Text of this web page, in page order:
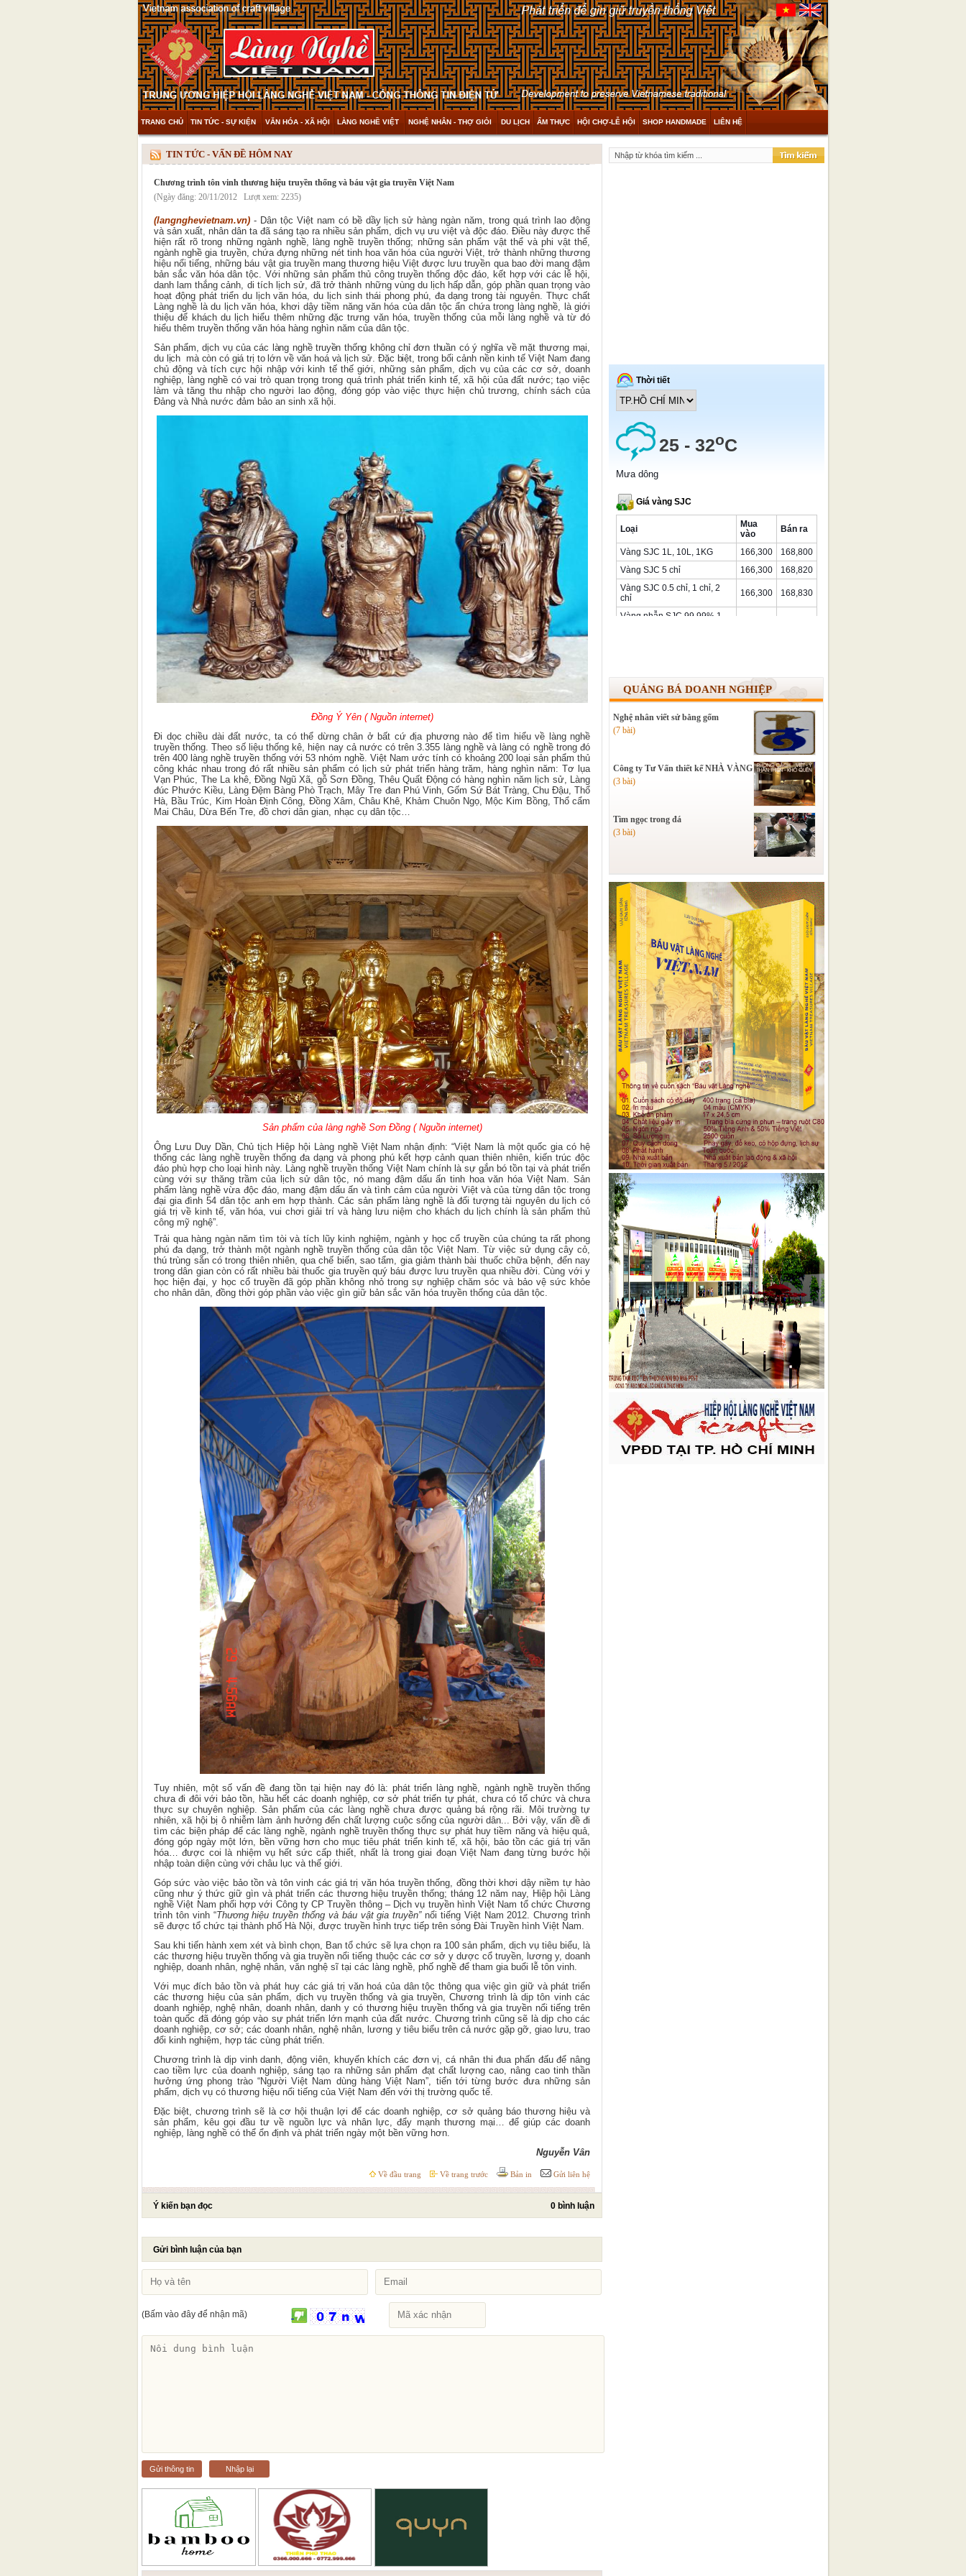
TRANG CHỦ TIN TỨC - SỰ KIỆN VĂN HÓA - XÃ HỘI LÀNG NGHỀ VIỆT NGHỆ NHÂN - THỢ GIỎI DU LỊCH ẨM THỰC HỘI CHỢ-LỄ HỘI SHOP HANDMADE LIÊN HỆ
THAM KHẢO & KHÁM PHÁ VIDEO
TIN TỨC - VẤN ĐỀ HÔM NAY
Chương trình tôn vinh thương hiệu truyền thống và báu vật gia truyền Việt Nam
(Ngày đăng: 20/11/2012 Lượt xem: 2235)
(langnghevietnam.vn) - Dân tộc Việt nam có bề dầy lịch sử hàng ngàn năm, trong quá trình lao động
và sản xuất, nhân dân ta đã sáng tạo ra nhiều sản phẩm, dịch vụ ưu việt và độc đáo. Điều này được thể
hiện rất rõ trong những ngành nghề, làng nghề truyền thống; những sản phẩm vật thể và phi vật thể,
ngành nghề gia truyền, chứa đựng những nét tinh hoa văn hóa của người Việt, trở thành những thương
hiệu nổi tiếng, những báu vật gia truyền mang thương hiệu Việt được lưu truyền qua bao đời mang đậm
bản sắc văn hóa dân tộc. Với những sản phẩm thủ công truyền thống độc đáo, kết hợp với các lễ hội,
danh lam thắng cảnh, di tích lịch sử, đã trở thành những vùng du lịch hấp dẫn, góp phần quan trọng vào
hoạt động phát triển du lịch văn hóa, du lịch sinh thái phong phú, đa dạng trong tài nguyên. Thực chất
Làng nghề là du lịch văn hóa, khơi dậy tiềm năng văn hóa của dân tộc ẩn chứa trong làng nghề, là giới
thiệu để khách du lịch hiểu thêm những đặc trưng văn hóa, truyền thống của mỗi làng nghề và từ đó
hiểu thêm truyền thống văn hóa hàng nghìn năm của dân tộc.
Sản phẩm, dịch vụ của các làng nghề truyền thống không chỉ đơn thuần có ý nghĩa về mặt thương mại,
du lịch mà còn có giá trị to lớn về văn hoá và lịch sử. Đặc biệt, trong bối cảnh nền kinh tế Việt Nam đang
chủ động và tích cực hội nhập với kinh tế thế giới, những sản phẩm, dịch vụ của các cơ sở, doanh
nghiệp, làng nghề có vai trò quan trọng trong quá trình phát triển kinh tế, xã hội của đất nước; tạo việc
làm và tăng thu nhập cho người lao động, đóng góp vào việc thực hiện chủ trương, chính sách của
Đảng và Nhà nước đảm bảo an sinh xã hội.
Đồng Ý Yên ( Nguồn internet)
Đi dọc chiều dài đất nước, ta có thể dừng chân ở bất cứ địa phương nào để tìm hiểu về làng nghề
truyền thống. Theo số liệu thống kê, hiện nay cả nước có trên 3.355 làng nghề và làng có nghề trong đó
trên 400 làng nghề truyền thống với 53 nhóm nghề. Việt Nam ước tính có khoảng 200 loại sản phẩm thủ
công khác nhau trong đó rất nhiều sản phẩm có lịch sử phát triển hàng trăm, hàng nghìn năm: Tơ lụa
Vạn Phúc, The La khê, Đồng Ngũ Xã, gỗ Sơn Đồng, Thêu Quất Động có hàng nghìn năm lịch sử, Làng
đúc Phước Kiều, Làng Đệm Bàng Phò Trạch, Mây Tre đan Phú Vinh, Gốm Sứ Bát Tràng, Chu Đậu, Thổ
Hà, Bầu Trúc, Kim Hoàn Định Công, Đồng Xâm, Châu Khê, Khảm Chuôn Ngọ, Mộc Kim Bồng, Thổ cẩm
Mai Châu, Dừa Bến Tre, đồ chơi dân gian, nhạc cụ dân tộc…
Sản phẩm của làng nghề Sơn Đồng ( Nguồn internet)
Ông Lưu Duy Dần, Chủ tịch Hiệp hội Làng nghề Việt Nam nhận định: “Việt Nam là một quốc gia có hệ
thống các làng nghề truyền thống đa dạng và phong phú kết hợp cảnh quan thiên nhiên, kiến trúc độc
đáo phù hợp cho loại hình này. Làng nghề truyền thống Việt Nam chính là sự gắn bó tồn tại và phát triển
cùng với sự thăng trầm của lịch sử dân tộc, nó mang đậm dấu ấn tinh hoa văn hóa Việt Nam. Sản
phẩm làng nghề vừa độc đáo, mang đậm dấu ấn và tình cảm của người Việt và của từng dân tộc trong
đại gia đình 54 dân tộc anh em hợp thành. Các sản phẩm làng nghề là đối tượng tài nguyên du lịch có
giá trị về kinh tế, văn hóa, vui chơi giải trí và hàng lưu niệm cho khách du lịch chính là sản phẩm thủ
công mỹ nghệ”.
Trải qua hàng ngàn năm tìm tòi và tích lũy kinh nghiệm, ngành y học cổ truyền của chúng ta rất phong
phú đa dạng, trở thành một ngành nghề truyền thống của dân tộc Việt Nam. Từ việc sử dụng cây cỏ,
thú trùng sẵn có trong thiên nhiên, qua chế biến, sao tẩm, gia giảm thành bài thuốc chữa bệnh, đến nay
trong dân gian còn có rất nhiều bài thuốc gia truyền quý báu được lưu truyền qua nhiều đời. Cùng với y
học hiện đại, y học cổ truyền đã góp phần không nhỏ trong sự nghiệp chăm sóc và bảo vệ sức khỏe
cho nhân dân, đồng thời góp phần vào việc gìn giữ bản sắc văn hóa truyền thống của dân tộc.
Tuy nhiên, một số vấn đề đang tồn tại hiện nay đó là: phát triển làng nghề, ngành nghề truyền thống
chưa đi đôi với bảo tồn, hầu hết các doanh nghiệp, cơ sở phát triển tự phát, chưa có tổ chức và chưa
thực sự chuyên nghiệp. Sản phẩm của các làng nghề chưa được quảng bá rộng rãi. Môi trường tự
nhiên, xã hội bị ô nhiễm làm ảnh hưởng đến chất lượng cuộc sống của người dân... Bởi vậy, vấn đề đi
tìm các biện pháp để các làng nghề, ngành nghề truyền thống thực sự phát huy tiềm năng và hiệu quả,
đóng góp ngày một lớn, bền vững hơn cho mục tiêu phát triển kinh tế, xã hội, bảo tồn các giá trị văn
hóa… được coi là nhiệm vụ hết sức cấp thiết, nhất là trong giai đoạn Việt Nam đang từng bước hội
nhập toàn diện cùng với châu lục và thế giới.
Góp sức vào việc bảo tồn và tôn vinh các giá trị văn hóa truyền thống, đồng thời khơi dậy niềm tự hào
cũng như ý thức giữ gìn và phát triển các thương hiệu truyền thống; tháng 12 năm nay, Hiệp hội Làng
nghề Việt Nam phối hợp với Công ty CP Truyền thông – Dịch vụ truyền hình Việt Nam tổ chức Chương
trình tôn vinh “Thương hiệu truyền thống và báu vật gia truyền”nổi tiếng Việt Nam 2012. Chương trình
sẽ được tổ chức tại thành phố Hà Nội, được truyền hình trực tiếp trên sóng Đài Truyền hình Việt Nam.
Sau khi tiến hành xem xét và bình chọn, Ban tổ chức sẽ lựa chọn ra 100 sản phẩm, dịch vụ tiêu biểu,
là
các thương hiệu truyền thống và gia truyền nổi tiếng thuộc các cơ sở y dược cổ truyền, lương y, doanh
nghiệp, doanh nhân, nghệ nhân, văn nghệ sĩ tại các làng nghề, phố nghề để tham gia buổi lễ tôn vinh.
Với mục đích bảo tồn và phát huy các giá trị văn hoá của dân tộc thông qua việc gìn giữ và phát triển
các thương hiệu của sản phẩm, dịch vụ truyền thống và gia truyền,Chương trình là dịp tôn vinh các
doanh nghiệp, nghệ nhân, doanh nhân, danh y có thương hiệu truyền thống và gia truyền nổi tiếng trên
toàn quốc đã đóng góp vào sự phát triển lớn mạnh của đất nước. Chương trình cũng sẽ là dịp cho các
doanh nghiệp, cơ sở; các doanh nhân, nghệ nhân, lương y tiêu biểu trên cả nước gặp gỡ, giao lưu, trao
đổi kinh nghiệm, hợp tác cùng phát triển.
Chương trình là dịp vinh danh, động viên, khuyến khích các đơn vị, cá nhân thi đua phấn đấu để nâng
cao tiềm lực của doanh nghiệp, sáng tạo ra những sản phẩm đạt chất lượng cao, nâng cao tinh thần
hưởng ứng phong trào “Người Việt Nam dùng hàng Việt Nam”, tiến tới từng bước đưa những sản
phẩm, dịch vụ có thương hiệu nổi tiếng của Việt Nam đến với thị trường quốc tế.
Đặc biệt, chương trình sẽ là cơ hội thuận lợi để các doanh nghiệp, cơ sở quảng báo thương hiệu và
sản phẩm, kêu gọi đầu tư về nguồn lực và nhân lực, đẩy mạnh thương mại… để giúp các doanh
nghiệp, làng nghề có thể ổn định và phát triển ngày một bền vững hơn.
Nguyễn Vân
Về đầu trang Về trang trước Bản in Gửi liên hệ
Ý kiến bạn đọc 0 bình luận
Gửi bình luận của bạn
(Bấm vào đây để nhận mã)
Gửi thông tin Nhập lại
QUẢNG BÁ DOANH NGHIỆP
Nghệ nhân viết sử bằng gốm
(7 bài)
Công ty Tư Vấn thiết kế NHÀ VÀNG
(3 bài)
Tìm ngọc trong đá
(3 bài)